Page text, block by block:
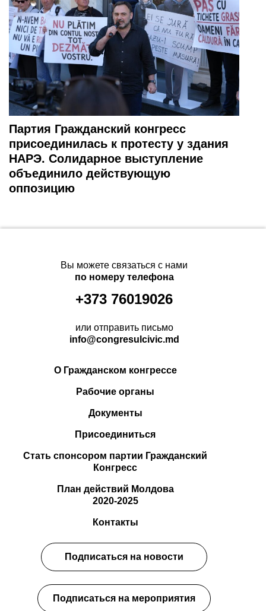
Партия Гражданский конгресс
присоединилась к протесту у здания
НАРЭ. Солидарное выступление
объединило действующую
оппозицию
Вы можете связаться с нами
по номеру телефона
+373 76019026
или отправить письмо
info@congresulcivic.md
О Гражданском конгрессе
Рабочие органы
Документы
Присоединиться
Стать спонсором партии Гражданский
Конгресс
План действий Молдова
2020-2025
Контакты
Подписаться на новости
Подписаться на мероприятия